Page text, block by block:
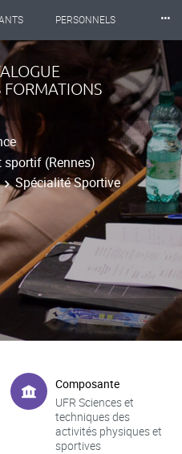
PERSONNELS
BIBLIOTHÈQUES
⸱⸱⸱
FORMATIONS
sportif (Rennes)
Spécialité Sportive
Composante
UFR Sciences et
techniques des
activités physiques et
sportives